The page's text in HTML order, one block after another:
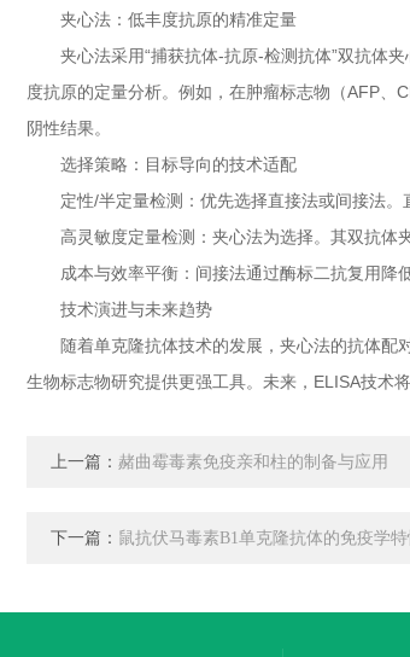
夹心法：低丰度抗原的精准定量
夹心法采用“捕获抗体-抗原-检测抗体”双抗体夹
度抗原的定量分析。例如，在肿瘤标志物（AFP
阴性结果。
选择策略：目标导向的技术适配
定性/半定量检测：优先选择直接法或间接法。
高灵敏度定量检测：夹心法为选择。其双抗体夹
成本与效率平衡：间接法通过酶标二抗复用降低
技术演进与未来趋势
随着单克隆抗体技术的发展，夹心法的抗体配对
生物标志物研究提供更强工具。未来，ELISA技术
上一篇： 赭曲霉毒素免疫亲和柱的制备与应用
下一篇： 鼠抗伏马毒素B1单克隆抗体的免疫学